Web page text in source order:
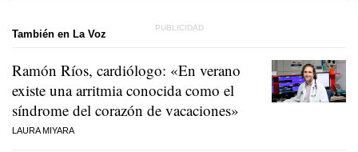
También en La Voz
Ramón Ríos, cardiólogo: «En verano
existe una arritmia conocida como el
síndrome del corazón de vacaciones»
LAURA MIYARA